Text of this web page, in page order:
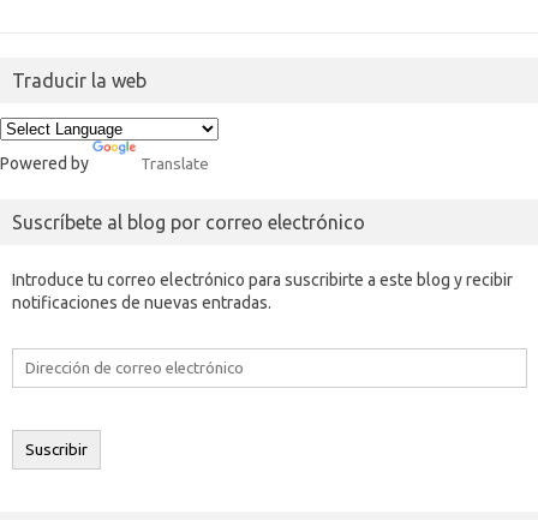
Traducir la web
Powered by Translate
Suscríbete al blog por correo electrónico
Introduce tu correo electrónico para suscribirte a este blog y recibir
notificaciones de nuevas entradas.
Dirección
electrónico
Suscribir